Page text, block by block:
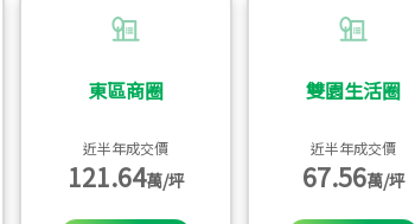
東區商圈
近半年成交價
121.64萬/坪
雙園生活圈
近半年成交價
67.56萬/坪